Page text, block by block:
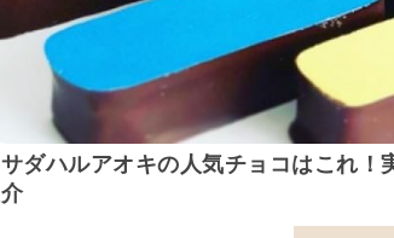
サダハルアオキの人気チョコはこれ！
介